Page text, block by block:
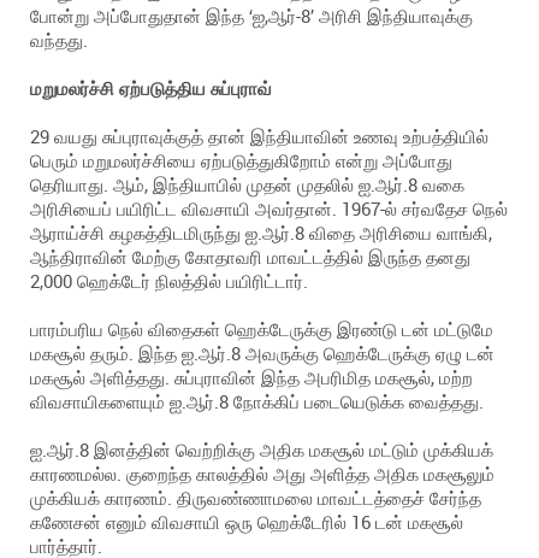
போன்று அப்போதுதான் இந்த ‘ஐ,ஆர்-8’ அரிசி இந்தியாவுக்கு
வந்தது.
மறுமலர்ச்சி ஏற்படுத்திய சுப்புராவ்
29 வயது சுப்புராவுக்குத் தான் இந்தியாவின் உணவு உற்பத்தியில்
பெரும் மறுமலர்ச்சியை ஏற்படுத்துகிறோம் என்று அப்போது
தெரியாது. ஆம், இந்தியாபில் முதன் முதலில் ஐ.ஆர்.8 வகை
அரிசியைப் பயிரிட்ட விவசாயி அவர்தான். 1967-ல் சர்வதேச நெல்
ஆராய்ச்சி கழகத்திடமிருந்து ஐ.ஆர்.8 விதை அரிசியை வாங்கி,
ஆந்திராவின் மேற்கு கோதாவரி மாவட்டத்தில் இருந்த தனது
2,000 ஹெக்டேர் நிலத்தில் பயிரிட்டார்.
பாரம்பரிய நெல் விதைகள் ஹெக்டேருக்கு இரண்டு டன் மட்டுமே
மகசூல் தரும். இந்த ஐ.ஆர்.8 அவருக்கு ஹெக்டேருக்கு ஏழு டன்
மகசூல் அளித்தது. சுப்புராவின் இந்த அபரிமித மகசூல், மற்ற
விவசாயிகளையும் ஐ.ஆர்.8 நோக்கிப் படையெடுக்க வைத்தது.
ஐ.ஆர்.8 இனத்தின் வெற்றிக்கு அதிக மகசூல் மட்டும் முக்கியக்
காரணமல்ல. குறைந்த காலத்தில் அது அளித்த அதிக மகசூலும்
முக்கியக் காரணம். திருவண்ணாமலை மாவட்டத்தைச் சேர்ந்த
கணேசன் எனும் விவசாயி ஒரு ஹெக்டேரில் 16 டன் மகசூல்
பார்த்தார்.